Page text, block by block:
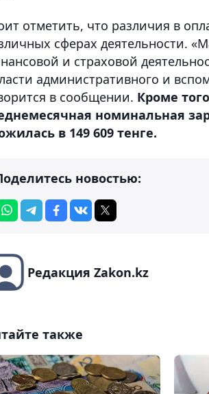
отметить, что различия в
сферах деятельности.
и страховой
административного и
в сообщении. Кроме
номинальная
в 149 609 тенге.
новостью:
Редакция Zakon.kz
также